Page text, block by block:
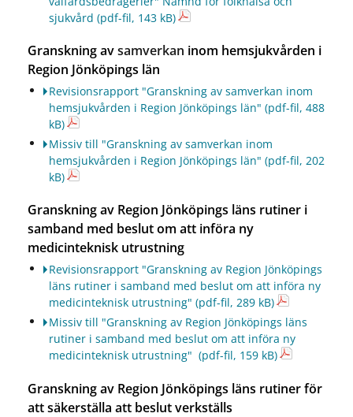
sjukvård(pdf-fil, 143 kB)
Granskning avsamverkan inom hemsjukvården i
Region Jönköpings län
Revisionsrapport "Granskning av samverkan inom
hemsjukvården i Region Jönköpings län" (pdf-fil, 488
kB)
Missiv till "Granskning av samverkan inom
hemsjukvården i Region Jönköpings län" (pdf-fil, 202
kB)
Granskning av Region Jönköpings läns rutiner i
samband med beslut om att införa ny
medicinteknisk utrustning
Revisionsrapport "Granskning av Region Jönköpings
läns rutiner i samband med beslut om att införa ny
medicinteknisk utrustning" (pdf-fil, 289 kB)
Missiv till "Granskning av Region Jönköpings läns
rutiner i samband med beslut om att införa ny
medicinteknisk utrustning" (pdf-fil, 159 kB)
Granskning av Region Jönköpings läns rutiner för
att säkerställa att beslut verkställs